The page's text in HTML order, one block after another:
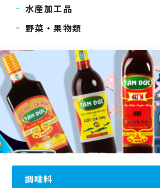
水産加工品
野菜・果物類
調味料